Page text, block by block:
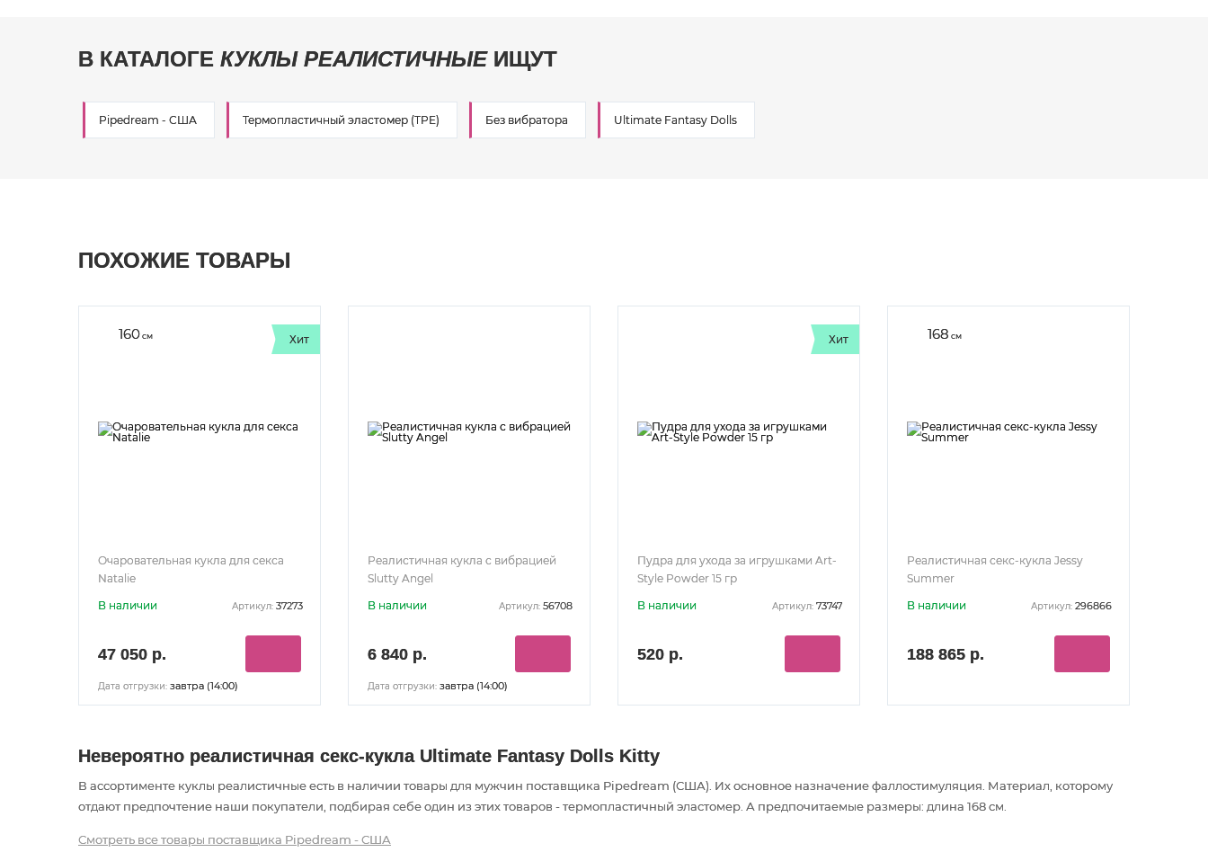
В КАТАЛОГЕ КУКЛЫ РЕАЛИСТИЧНЫЕИЩУТ
Pipedream - США Термопластичный эластомер (TPE) Без вибратора Ultimate Fantasy Dolls
ПОХОЖИЕ ТОВАРЫ
160см Хит
Очаровательная кукла для секса
Natalie
В наличии
Артикул: 37273
47 050 р.
Дата отгрузки: завтра (14:00)
Реалистичная кукла с вибрацией
Slutty Angel
В наличии
Артикул: 56708
6 840 р.
Дата отгрузки: завтра (14:00)
Хит
Пудра для ухода за игрушками Art-
Style Powder 15 гр
В наличии
Артикул: 73747
520 р.
168 см
Реалистичная секс-кукла Jessy
Summer
В наличии
Артикул: 296866
188 865 р.
Невероятно реалистичная секс-кукла Ultimate Fantasy Dolls Kitty
В ассортименте куклы реалистичные есть в наличии товары для мужчин поставщика Pipedream (США). Их основное назначение фаллостимуляция . Материал, которому
отдают предпочтение наши покупатели, подбирая себе один из этих товаров - термопластичный эластомер. А предпочитаемые размеры: длина 168 см.
Смотреть все товары поставщика Pipedream - США